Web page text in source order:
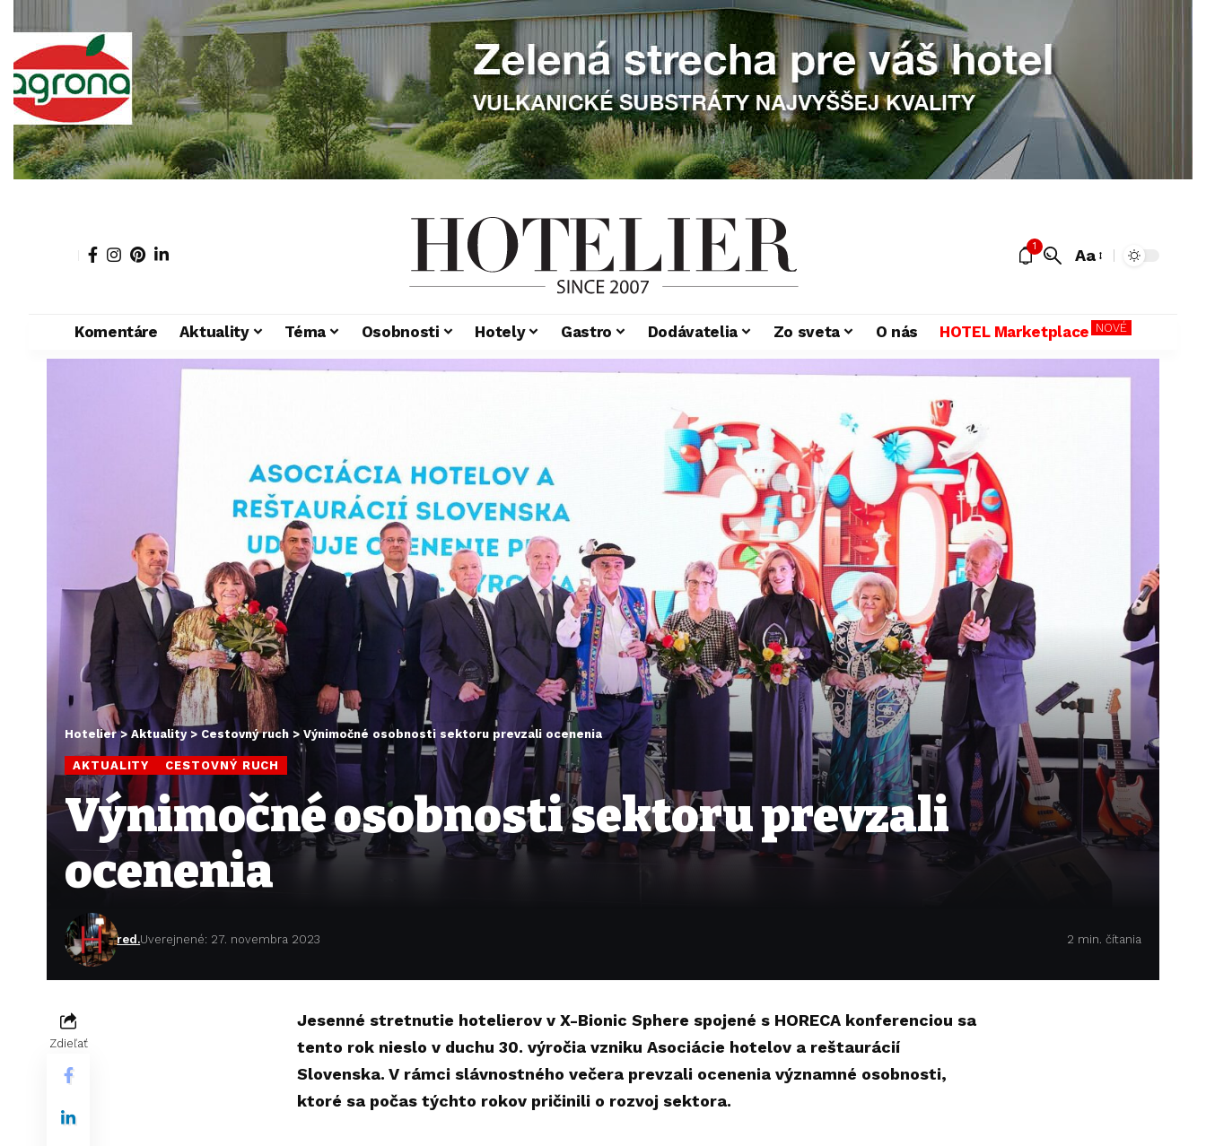
1 Aa
Komentáre Aktuality Téma Osobnosti Hotely Gastro Dodávatelia Zo sveta O nás HOTEL Marketplace NOVÉ
Hotelier>Aktuality> Cestovný ruch > Výnimočné osobnosti sektoru prevzali ocenenia
AKTUALITY CESTOVNÝ RUCH
Výnimočné osobnosti sektoru prevzali
ocenenia
red.Uverejnené: 27. novembra 2023 2 min. čítania
Zdieľať
Jesenné stretnutie hotelierov v X-Bionic Sphere spojené s HORECA konferenciou sa
tento rok nieslo v duchu 30. výročia vzniku Asociácie hotelov a reštaurácií
Slovenska. V rámci slávnostného večera prevzali ocenenia významné osobnosti,
ktoré sa počas týchto rokov pričinili o rozvoj sektora.